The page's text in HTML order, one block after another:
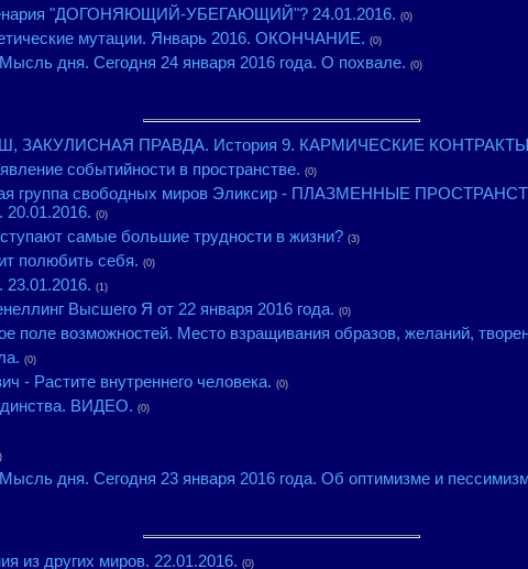
"ДОГОНЯЮЩИЙ-УБЕГАЮЩИЙ"? 24.01.2016. (0)
мутации. Январь 2016. ОКОНЧАНИЕ. (0)
дня. Сегодня 24 января 2016 года. О похвале. (0)
ЗАКУЛИСНАЯ ПРАВДА. История 9. КАРМИЧЕСКИЕ КОНТРАКТЫ.
событийности в пространстве. (0)
группа свободных миров Эликсир - ПЛАЗМЕННЫЕ
(0)
самые большие трудности в жизни? (3)
полюбить себя. (0)
(1)
Высшего Я от 22 января 2016 года. (0)
поле возможностей. Место взращивания образов, желаний,
(0)
- Растите внутреннего человека. (0)
ВИДЕО. (0)
дня. Сегодня 23 января 2016 года. Об оптимизме и
из других миров. 22.01.2016. (0)